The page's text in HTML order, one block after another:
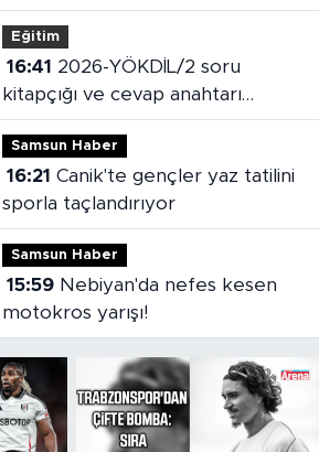
Eğitim
16:41
kitapçığı ve cevap anahtarı
yayımlandı
Samsun Haber
16:21
sporla taçlandırıyor
Samsun Haber
15:59Nebiyan'da nefes kesen
motokros yarışı!